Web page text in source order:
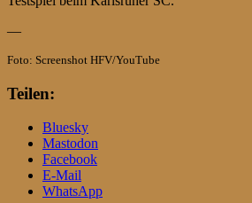
—
Foto: Screenshot HFV/YouTube
Teilen:
Bluesky
Mastodon
Facebook
E-Mail
WhatsApp